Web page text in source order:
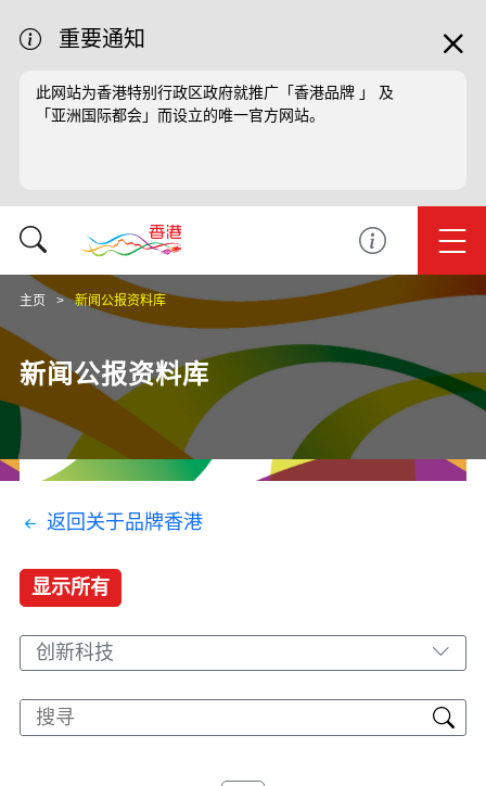
重要通知
此网站为香港特别行政区政府就推广「香港品牌 」 及
「亚洲国际都会」而设立的唯一官方网站。
主页 新闻公报资料库
新闻公报资料库
返回关于品牌香港
显示所有
创新科技